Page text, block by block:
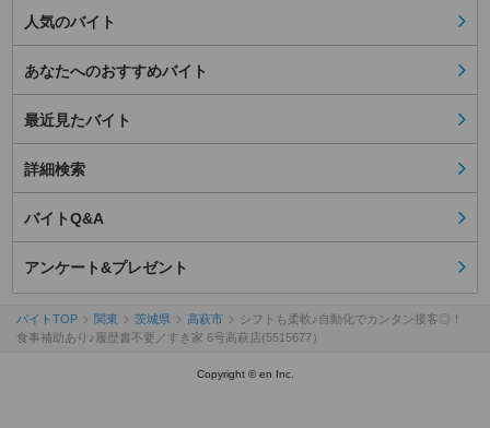
人気のバイト
あなたへのおすすめバイト
最近見たバイト
詳細検索
バイトQ&A
アンケート&プレゼント
バイトTOP 関東 茨城県 高萩市
シフトも柔軟♪自動化でカンタン接客◎！
食事補助あり♪履歴書不要／すき家 6号高萩店(5515677）
Copyright © en Inc.